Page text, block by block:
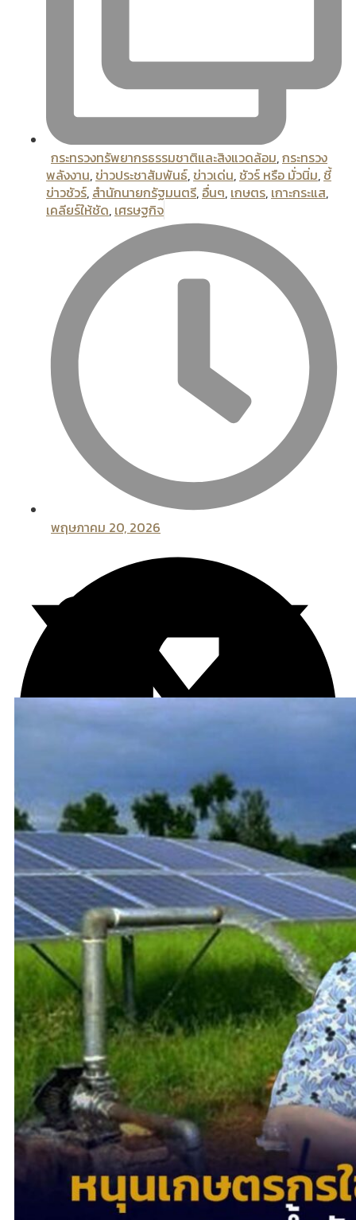
กระทรวงทรัพยากรธรรมชาติและสิงแวดล้อม,กระทรวง
พลังงาน, ข่าวประชาสัมพันธ์, ข่าวเด่น, ชัวร์ หรือ มั่วนิ่ม, ชี้
ข่าวชัวร์, สํานักนายกรัฐมนตรี, อื่นๆ, เกษตร, เกาะกระแส,
เคลียร์ให้ชัด, เศรษฐกิจ
พฤษภาคม 20, 2026